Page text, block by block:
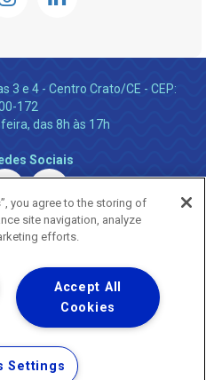
3 e 4 - Centro Crato/CE - CEP:
172
das 8h às 17h
Sociais
- Todos os Direitos Reservados.
movimenta a vida
de Sites e Aplicativos
you agree to the storing of
site navigation, analyze
efforts.
Accept All
Cookies
Settings